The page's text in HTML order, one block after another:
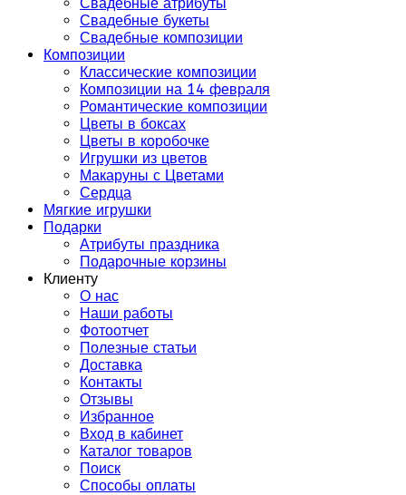
Свадебные букеты
Свадебные композиции
Композиции
Классические композиции
Композиции на 14 февраля
Романтические композиции
Цветы в боксах
Цветы в коробочке
Игрушки из цветов
Макаруны с Цветами
Сердца
Мягкие игрушки
Подарки
Атрибуты праздника
Подарочные корзины
Клиенту
О нас
Наши работы
Фотоотчет
Полезные статьи
Доставка
Контакты
Отзывы
Избранное
Вход в кабинет
Каталог товаров
Поиск
Способы оплаты